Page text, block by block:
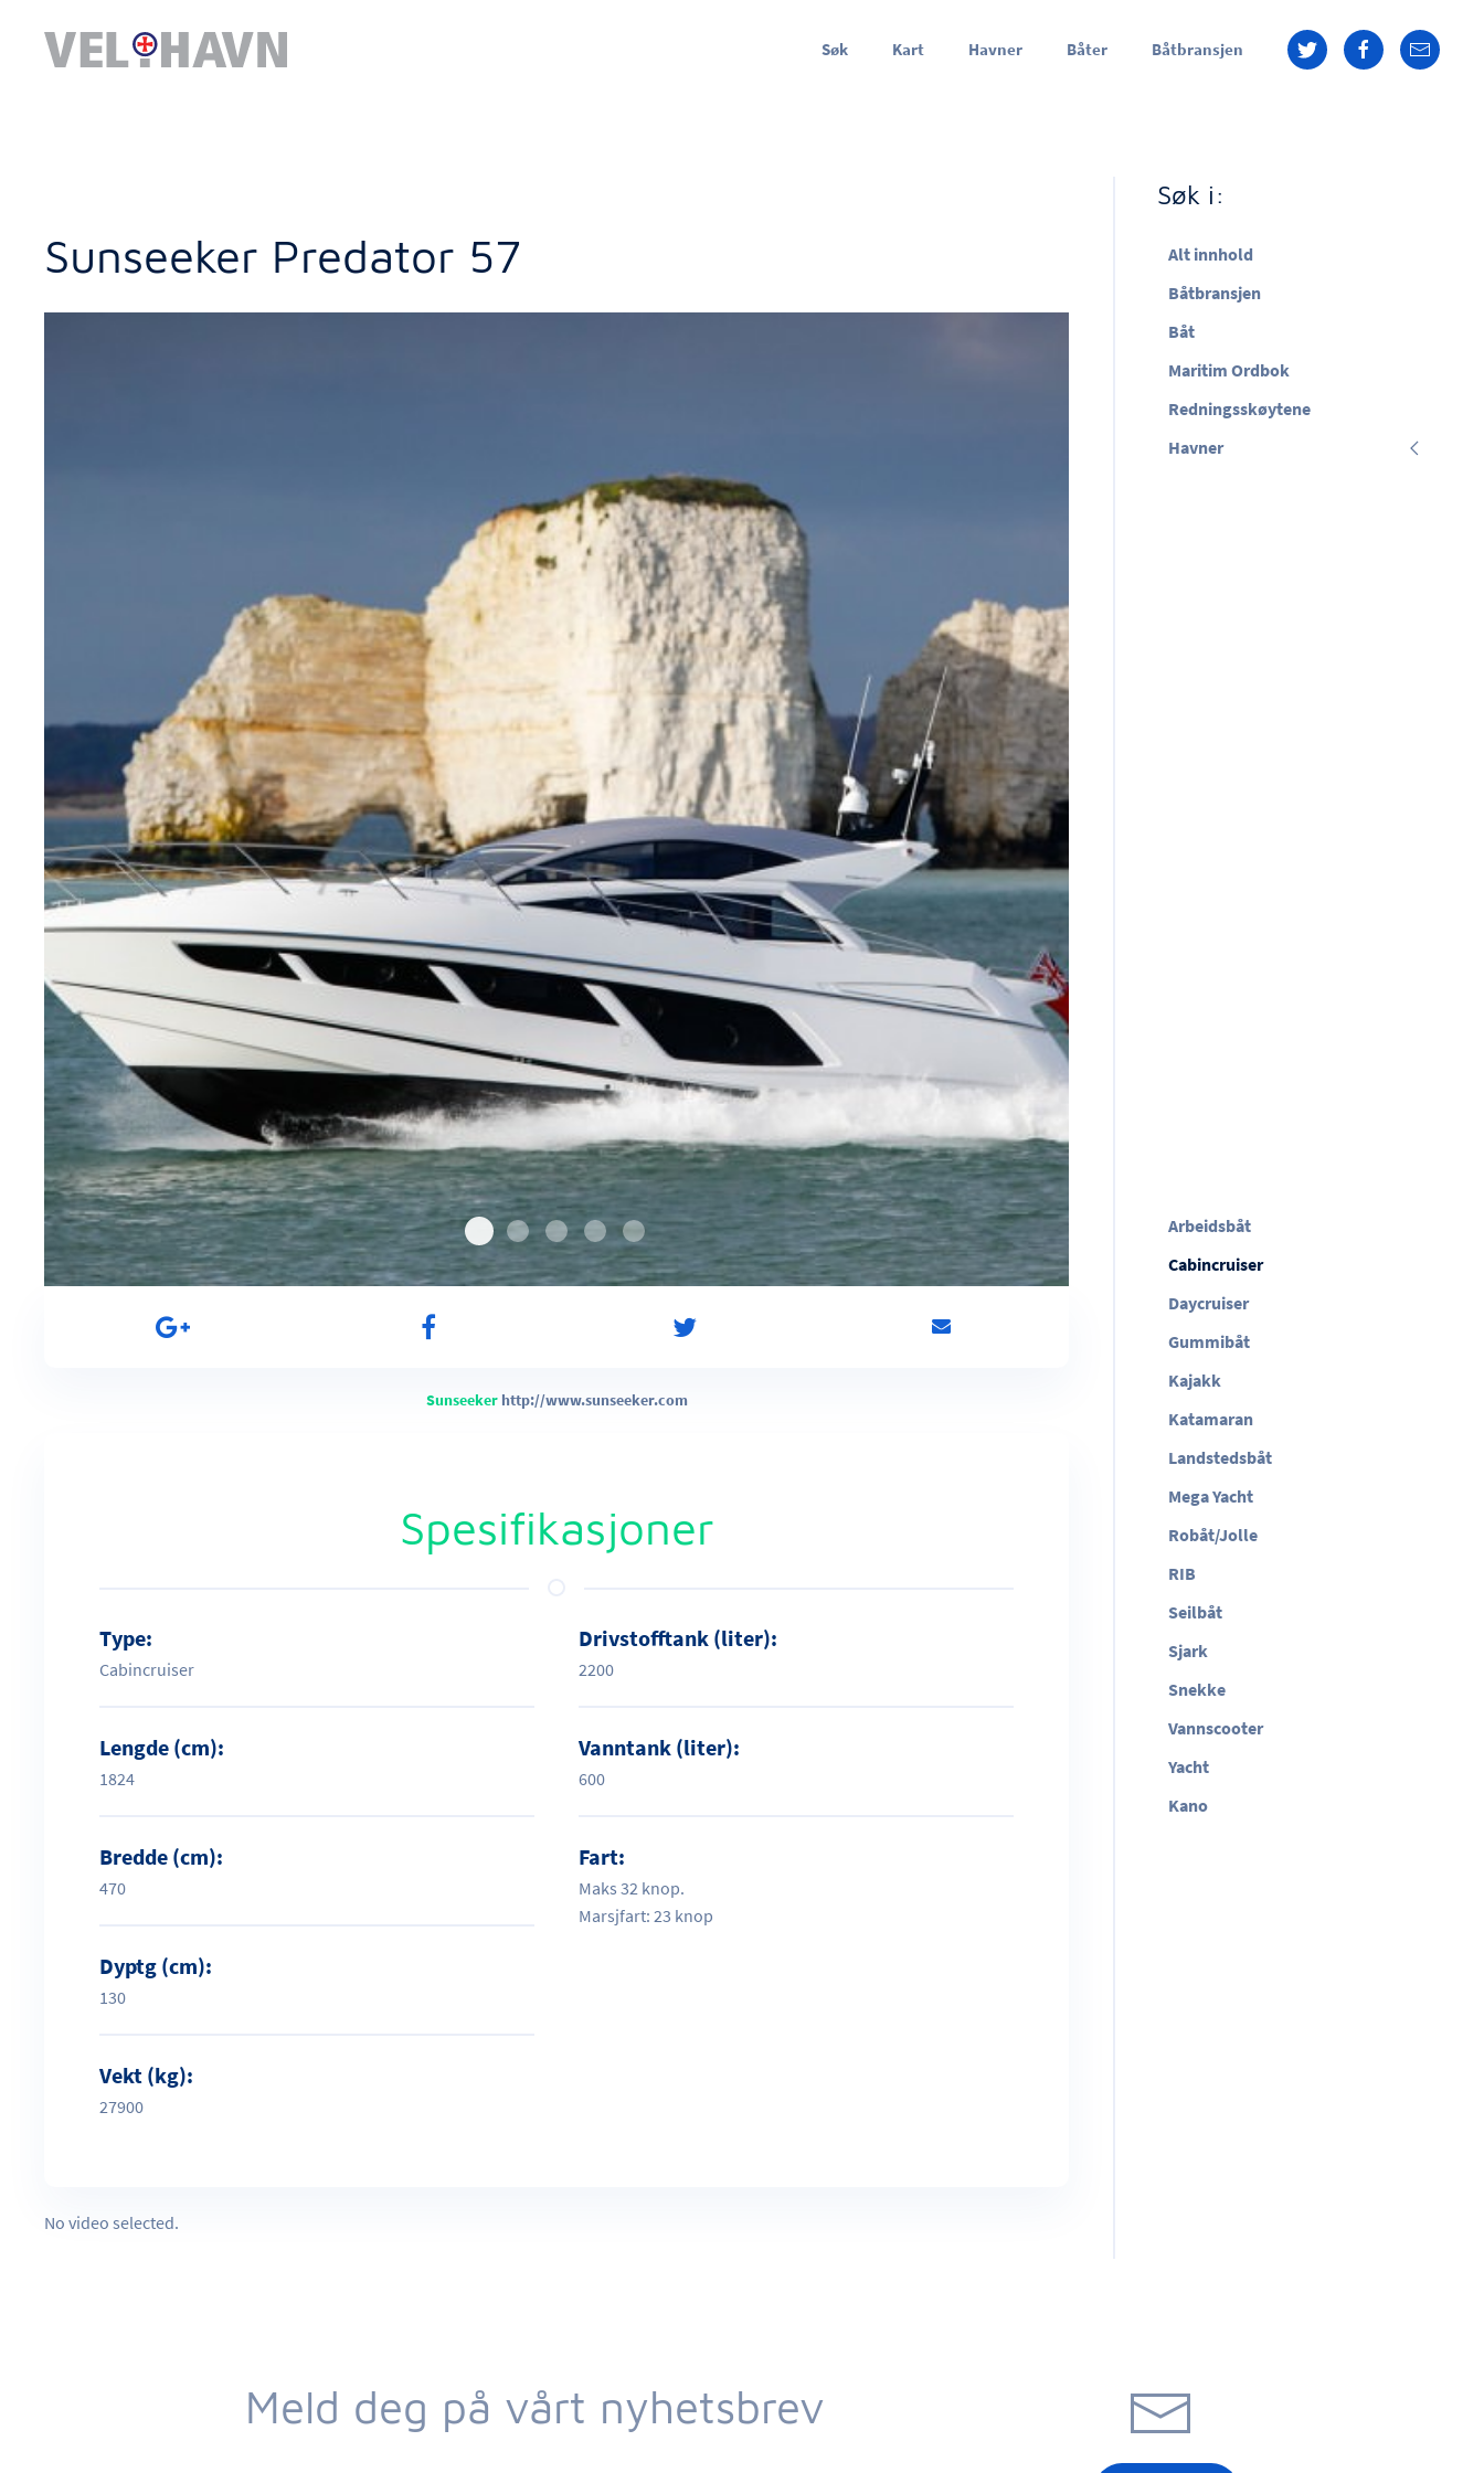
Søk Kart Havner Båter Båtbransjen
Sunseeker Predator 57
Sunseeker http://www.sunseeker.com
Spesifikasjoner
Type:
Cabincruiser
Lengde (cm):
1824
Bredde (cm):
470
Dyptg (cm):
130
Vekt (kg):
27900
Drivstofftank (liter):
2200
Vanntank (liter):
600
Fart:
Maks 32 knop.
Marsjfart: 23 knop
No video selected.
Søk i:
Alt innhold
Båtbransjen
Båt
Maritim Ordbok
Redningsskøytene
Havner
Arbeidsbåt
Cabincruiser
Daycruiser
Gummibåt
Kajakk
Katamaran
Landstedsbåt
Mega Yacht
Robåt/Jolle
RIB
Seilbåt
Sjark
Snekke
Vannscooter
Yacht
Kano
Meld deg på vårt nyhetsbrev